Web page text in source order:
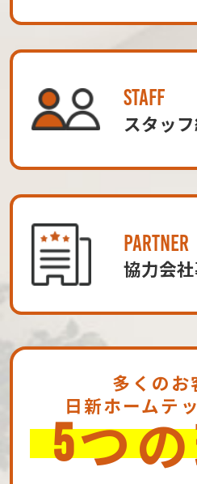
STAFF
スタッ
PARTNER
協力会
多くのお
日新ホームテ
5つ